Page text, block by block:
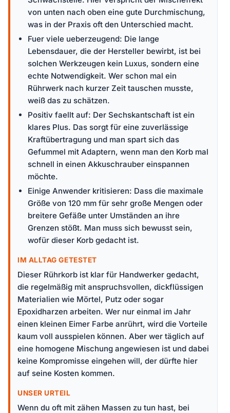
von unten nach oben eine gute Durchmischung,
was in der Praxis oft den Unterschied macht.
Fuer viele ueberzeugend: Die lange
Lebensdauer, die der Hersteller bewirbt, ist bei
solchen Werkzeugen kein Luxus, sondern eine
echte Notwendigkeit. Wer schon mal ein
Rührwerk nach kurzer Zeit tauschen musste,
weiß das zu schätzen.
Positiv faellt auf: Der Sechskantschaft ist ein
klares Plus. Das sorgt für eine zuverlässige
Kraftübertragung und man spart sich das
Gefummel mit Adaptern, wenn man den Korb mal
schnell in einen Akkuschrauber einspannen
möchte.
Einige Anwender kritisieren: Dass die maximale
Größe von 120 mm für sehr große Mengen oder
breitere Gefäße unter Umständen an ihre
Grenzen stößt. Man muss sich bewusst sein,
wofür dieser Korb gedacht ist.
IM ALLTAG GETESTET
Dieser Rührkorb ist klar für Handwerker gedacht,
die regelmäßig mit anspruchsvollen, dickflüssigen
Materialien wie Mörtel, Putz oder sogar
Epoxidharzen arbeiten. Wer nur einmal im Jahr
einen kleinen Eimer Farbe anrührt, wird die Vorteile
kaum voll ausspielen können. Aber wer täglich auf
eine homogene Mischung angewiesen ist und dabei
keine Kompromisse eingehen will, der dürfte hier
auf seine Kosten kommen.
UNSER URTEIL
Wenn du oft mit zähen Massen zu tun hast, bei